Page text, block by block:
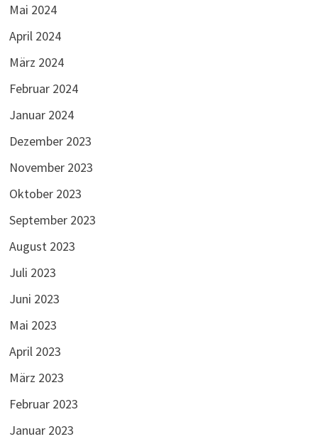
Mai 2024
April 2024
März 2024
Februar 2024
Januar 2024
Dezember 2023
November 2023
Oktober 2023
September 2023
August 2023
Juli 2023
Juni 2023
Mai 2023
April 2023
März 2023
Februar 2023
Januar 2023